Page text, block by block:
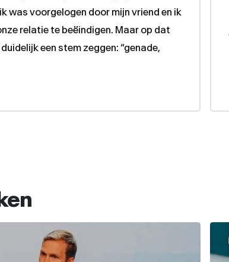
was voorgelogen door mijn vriend en ik
relatie te beëindigen. Maar op dat
een stem zeggen: “genade,